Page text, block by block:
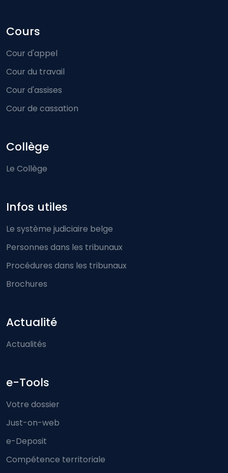
Cours
Cour d'appel
Cour du travail
Cour d'assises
Cour de cassation
Collège
Le Collège
Infos utiles
Le système judiciaire belge
Personnes dans les tribunaux
Procédures dans les tribunaux
Brochures
Actualité
Actualités
e-Tools
Votre dossier
Just-on-web
e-Deposit
Compétence territoriale